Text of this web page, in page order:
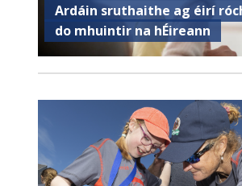
Ardáin sruthaithe ag éirí
do mhuintir na hÉireann